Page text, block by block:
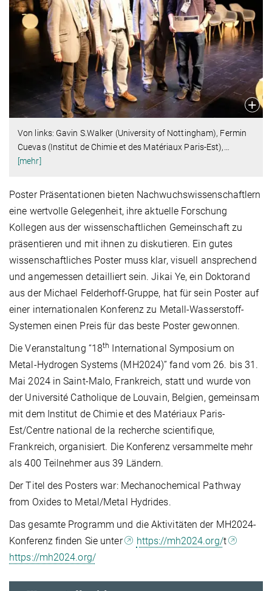
Von links: Gavin S.Walker (University of Nottingham), Fermin
Cuevas (Institut de Chimie et des Matériaux Paris-Est),
[mehr]
Poster Präsentationen bieten Nachwuchswissenschaftlern
eine wertvolle Gelegenheit, ihre aktuelle Forschung
Kollegen aus der wissenschaftlichen Gemeinschaft zu
präsentieren und mit ihnen zu diskutieren. Ein gutes
wissenschaftliches Poster muss klar, visuell ansprechend
und angemessen detailliert sein. Jikai Ye, ein Doktorand
aus der Michael Felderhoff-Gruppe, hat für sein Poster auf
einer internationalen Konferenz zu Metall-Wasserstoff-
Systemen einen Preis für das beste Poster gewonnen.
Die Veranstaltung “18th International Symposium on
Metal-Hydrogen Systems (MH2024)” fand vom 26. bis 31.
Mai 2024 in Saint-Malo, Frankreich, statt und wurde von
der Université Catholique de Louvain, Belgien, gemeinsam
mit dem Institut de Chimie et des Matériaux Paris-
Est/Centre national de la recherche scientifique,
Frankreich, organisiert. Die Konferenz versammelte mehr
als 400 Teilnehmer aus 39 Ländern.
Der Titel des Posters war: Mechanochemical Pathway
from Oxides to Metal/Metal Hydrides.
Das gesamte Programm und die Aktivitäten der MH2024-
Konferenz finden Sie unter
https://mh2024.org/t
https://mh2024.org/